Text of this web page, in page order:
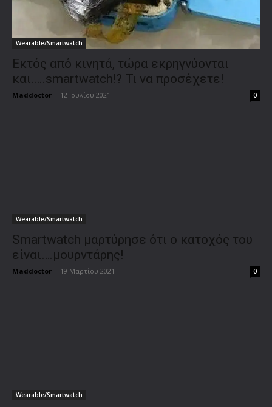
Wearable/Smartwatch
Εκτός από κινητά, τώρα εκρηγνύονται
και…..smartwatch!? Τι να προσέχετε!
Maddoctor - 12 Ιουλίου 2021 0
Wearable/Smartwatch
Smartwatch μαρτύρησε ότι ο κατοχός του
είναι….μουρντάρης!
Maddoctor - 19 Μαρτίου 2021 0
Wearable/Smartwatch